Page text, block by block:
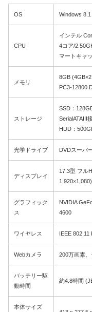
OS Windows
CPU
インテル
4コア/
マートキャ
メモリ
8GB
PC3-12800
ストレージ
SSD：
SerialATAIII
HDD：
光学ドライブ DVDスーパ
ディスプレイ
17.3型 フル
1,920×1,080)
グラフィック
ス
NVIDIA
4600
ワイヤレス IEEE
Webカメラ 200万画素
バッテリー駆
動時間
約4.8時間
本体サイズ